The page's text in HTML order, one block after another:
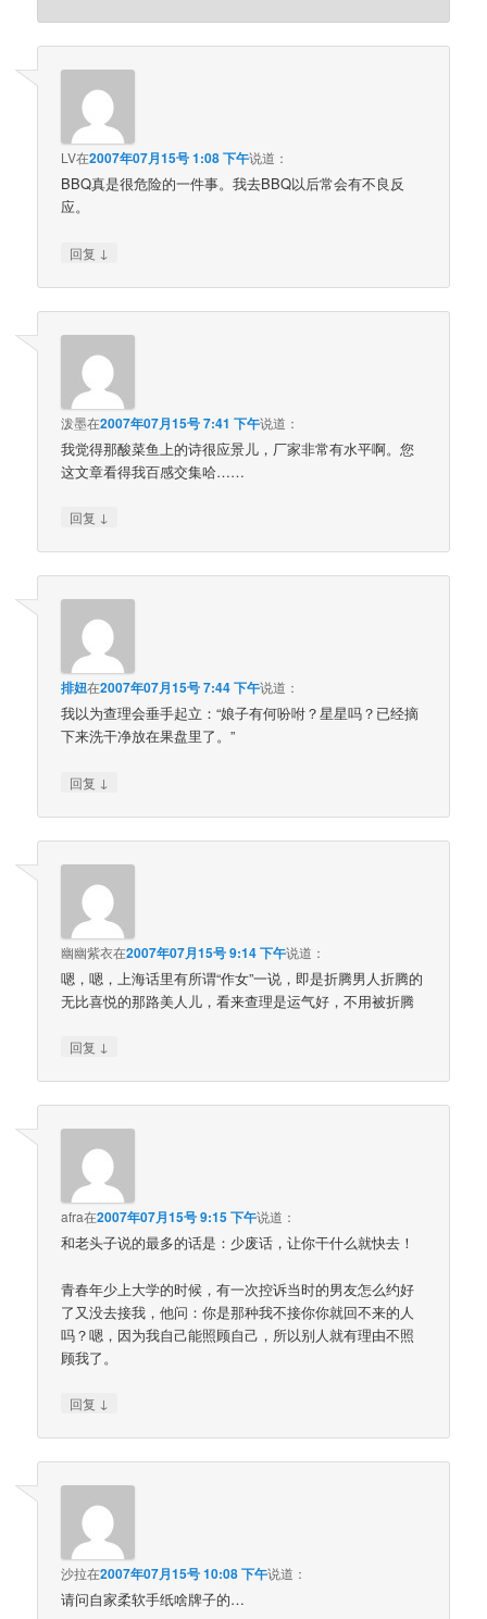
LV在2007年07月15号 1:08 下午说道：
BBQ真是很危险的一件事。我去BBQ以后常会有不良反
应。
回复 ↓
泼墨在2007年07月15号 7:41 下午说道：
我觉得那酸菜鱼上的诗很应景儿，厂家非常有水平啊。您
这文章看得我百感交集哈……
回复 ↓
排妞在2007年07月15号 7:44 下午说道：
我以为查理会垂手起立：“娘子有何吩咐？星星吗？已经摘
下来洗干净放在果盘里了。”
回复 ↓
幽幽紫衣在2007年07月15号 9:14 下午说道：
嗯，嗯，上海话里有所谓“作女”一说，即是折腾男人折腾的
无比喜悦的那路美人儿，看来查理是运气好，不用被折腾
回复 ↓
afra在2007年07月15号 9:15 下午说道：
和老头子说的最多的话是：少废话，让你干什么就快去！
青春年少上大学的时候，有一次控诉当时的男友怎么约好
了又没去接我，他问：你是那种我不接你你就回不来的人
吗？嗯，因为我自己能照顾自己，所以别人就有理由不照
顾我了。
回复 ↓
沙拉在2007年07月15号 10:08 下午说道：
请问自家柔软手纸啥牌子的…